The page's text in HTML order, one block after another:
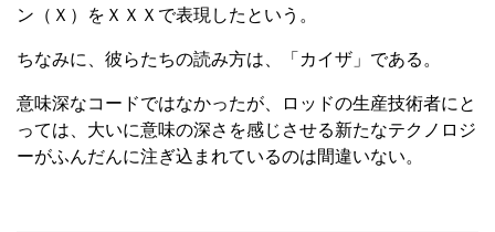
ン（Ｘ）をＸＸＸで表現したという。
ちなみに、彼らたちの読み方は、「カイザ」である。
意味深なコードではなかったが、ロッドの生産技術者にと
っては、大いに意味の深さを感じさせる新たなテクノロジ
ーがふんだんに注ぎ込まれているのは間違いない。